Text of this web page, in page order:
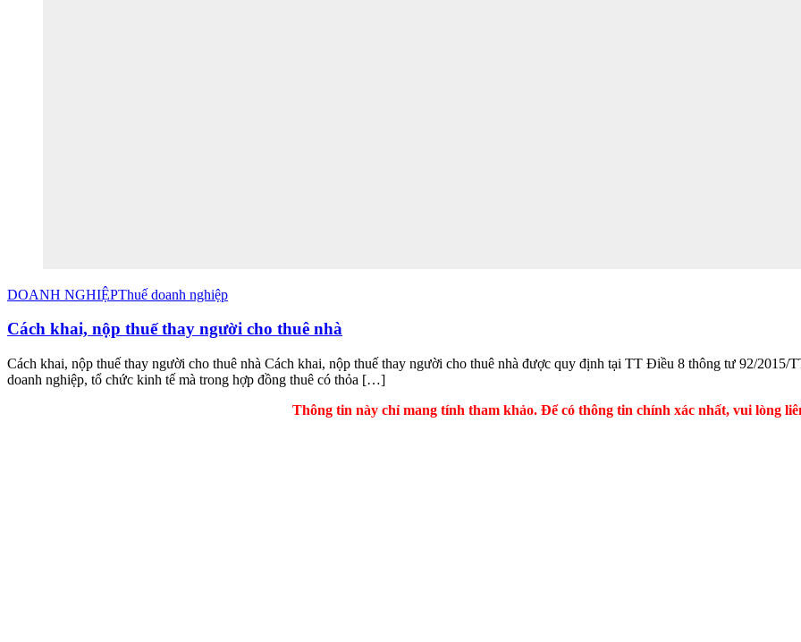
DOANH NGHIỆPThuế doanh nghiệp
Cách khai, nộp thuế thay người cho thuê nhà
Cách khai, nộp thuế thay người cho thuê nhà Cách khai, nộp thuế thay người cho thuê nhà được quy định tại TT Điều 8 thông tư 92/2015/
doanh nghiệp, tổ chức kinh tế mà trong hợp đồng thuê có thỏa […]
Thông tin này chỉ mang tính tham khảo. Để có thông tin chính xác nhất, vui lòng